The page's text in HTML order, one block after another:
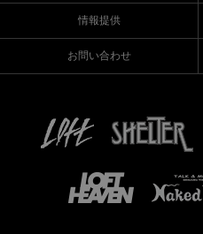
情報提供
お問い合わせ